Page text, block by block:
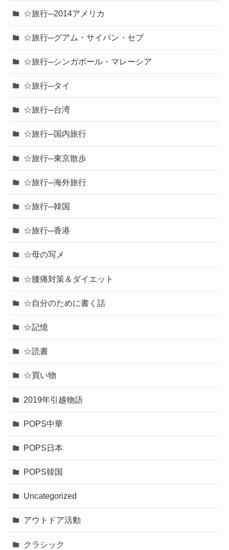
☆旅行─2014アメリカ
☆旅行─グアム・サイパン・セブ
☆旅行─シンガポール・マレーシア
☆旅行─タイ
☆旅行─台湾
☆旅行─国内旅行
☆旅行─東京散歩
☆旅行─海外旅行
☆旅行─韓国
☆旅行─香港
☆母の写メ
☆腰痛対策＆ダイエット
☆自分のために書く話
☆記憶
☆読書
☆買い物
2019年引越物語
POPS中華
POPS日本
POPS韓国
Uncategorized
アウトドア活動
クラシック